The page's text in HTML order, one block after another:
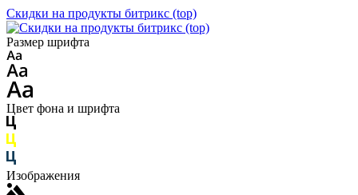
Скидки на продукты битрикс (top)
Размер шрифта
Цвет фона и шрифта
Изображения